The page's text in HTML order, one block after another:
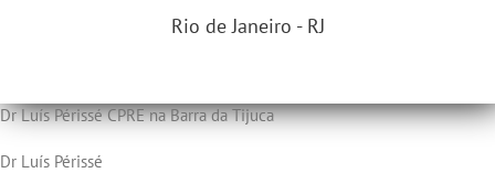
Rio de Janeiro - RJ
Dr Luís Périssé CPRE na Barra da Tijuca
Dr Luís Périssé